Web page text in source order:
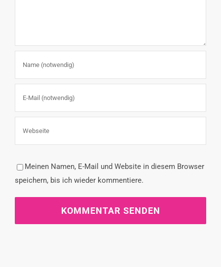
Meinen Namen, E-Mail und Website in diesem Browser
speichern, bis ich wieder kommentiere.